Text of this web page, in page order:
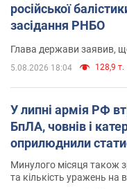
російської
засідання РНБО
Глава держави заявив,
5.08.2026 18:04 128,9 т.
У липні армія РФ
БпЛА, човнів і
оприлюднили
Минулого місяця також
та кількість уражень на